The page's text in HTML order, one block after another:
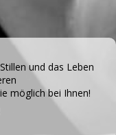
und das Leben
möglich bei Ihnen!